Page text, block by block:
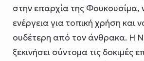
στην επαρχία της Φουκουσίμα,
ενέργεια για τοπική χρήση και
ουδέτερη από τον άνθρακα. Η
ξεκινήσει σύντομα τις δοκιμές